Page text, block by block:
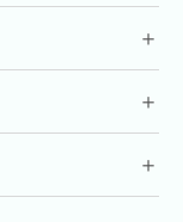
＋
＋
＋